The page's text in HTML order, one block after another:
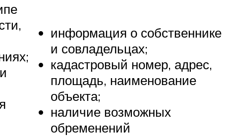
информация о собственнике
и совладельцах;
кадастровый номер, адрес,
площадь, наименование
объекта;
наличие возможных
обременений